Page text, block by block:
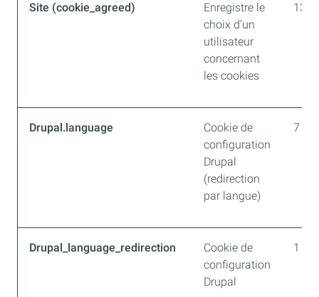
Site (cookie_agreed)
Enregistre le
choix d’un
utilisateur
concernant
les cookies
13
Drupal.language
Cookie de
configuration
Drupal
(redirection
par langue)
7
Drupal_language_redirection
Cookie de
configuration
Drupal
1 an